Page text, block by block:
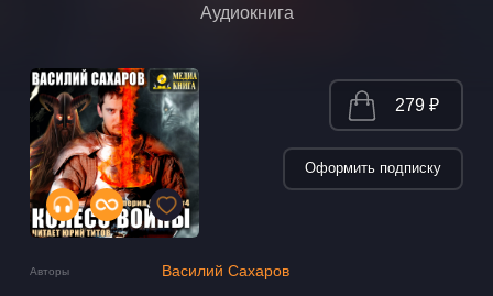
Аудиокнига
Авторы Василий Сахаров
279 ₽
Оформить подписку